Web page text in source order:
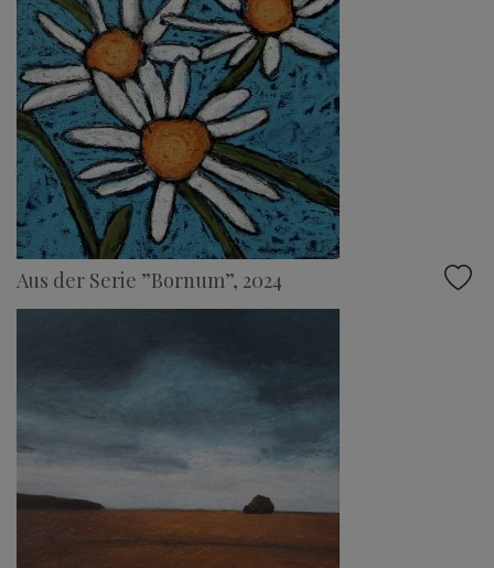
Aus der Serie ”Bornum”, 2024